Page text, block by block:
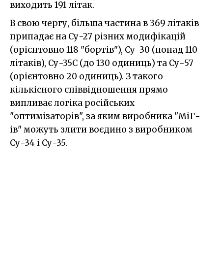
виходить 191 літак.
В свою чергу, більша частина в 369 літаків
припадає на Су-27 різних модифікацій
(орієнтовно 118 "бортів"), Су-30 (понад 110
літаків), Су-35С (до 130 одиниць) та Су-57
(орієнтовно 20 одиниць). З такого
кількісного співвідношення прямо
випливає логіка російських
"оптимізаторів", за яким виробника "МіГ-
ів" можуть злити воєдино з виробником
Су-34 і Су-35.